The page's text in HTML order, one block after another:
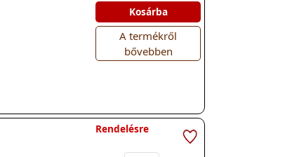
Kosárba
A termékről
bővebben
Rendelésre